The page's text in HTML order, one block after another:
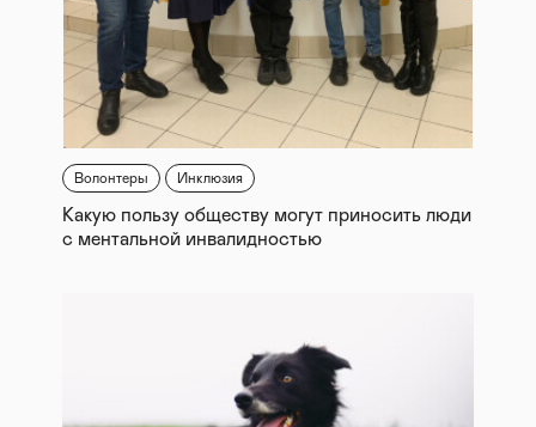
Волонтеры Инклюзия
Какую пользу обществу могут приносить люди
с ментальной инвалидностью